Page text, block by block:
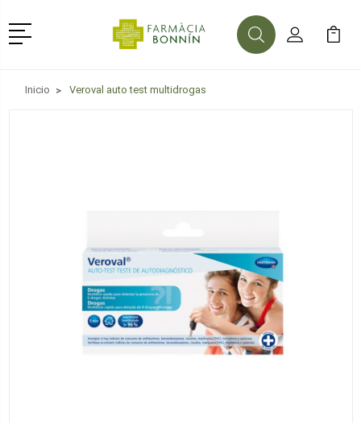
Menú
BuscarMi Cuenta
Mi
Inicio Veroval auto test multidrogas